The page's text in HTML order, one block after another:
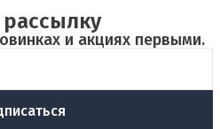
и акциях первыми.